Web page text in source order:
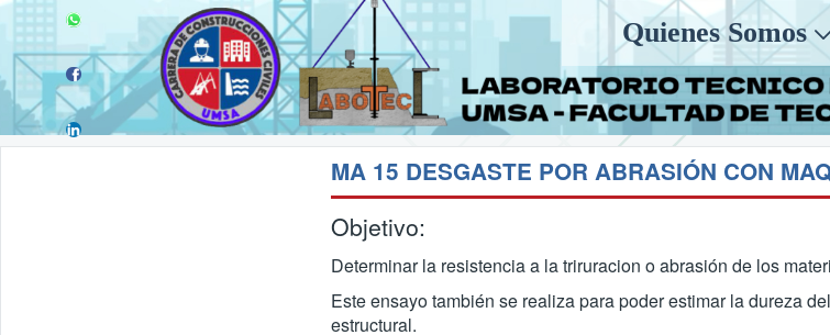
Quienes Somos
Objetivo:
Determinar la resistencia a la triruracion o abrasión de los
Este ensayo también se realiza para poder estimar la dureza
estructural.